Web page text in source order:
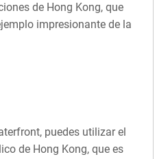
de Hong Kong, que
impresionante de la
puedes utilizar el
de Hong Kong, que es